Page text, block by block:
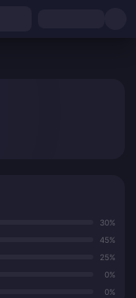
30%
45%
25%
0%
0%